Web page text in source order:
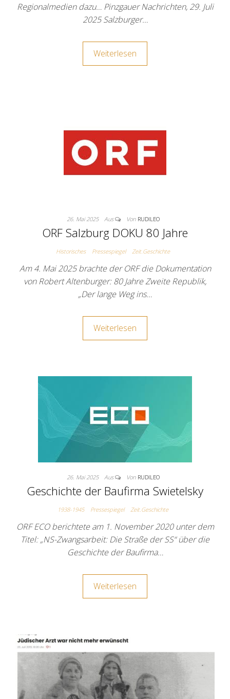
Regionalmedien dazu… Pinzgauer Nachrichten, 29. Juli
2025 Salzburger…
Weiterlesen
26. Mai 2025 Aus Von RUDILEO
ORF Salzburg DOKU 80 Jahre
Historisches Pressespiegel Zeit.Geschichte
Am 4. Mai 2025 brachte der ORF die Dokumentation
von Robert Altenburger: 80 Jahre Zweite Republik,
„Der lange Weg ins…
Weiterlesen
26. Mai 2025 Aus Von RUDILEO
Geschichte der Baufirma Swietelsky
1938-1945 Pressespiegel Zeit.Geschichte
ORF ECO berichtete am 1. November 2020 unter dem
Titel: „NS-Zwangsarbeit: Die Straße der SS“ über die
Geschichte der Baufirma…
Weiterlesen